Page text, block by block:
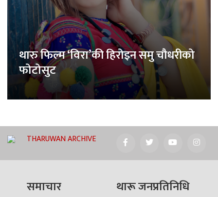
थारु फिल्म ‘विरा’की हिरोइन समु चौधरीको
फोटोसुट
THARUWAN ARCHIVE
समाचार थारू जनप्रतिनिधि